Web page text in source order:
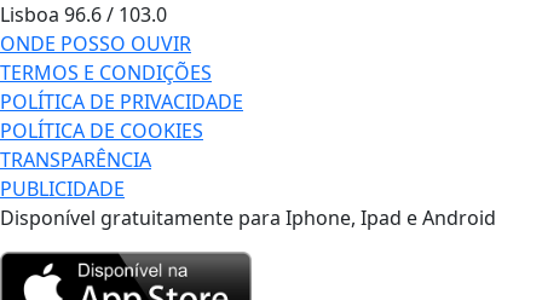
Lisboa 96.6 / 103.0
ONDE POSSO OUVIR
TERMOS E CONDIÇÕES
POLÍTICA DE PRIVACIDADE
POLÍTICA DE COOKIES
TRANSPARÊNCIA
PUBLICIDADE
Disponível gratuitamente para Iphone, Ipad e Android